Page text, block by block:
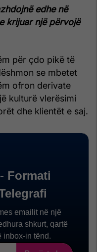
edhe në
krijuar një përvojë
për çdo pikë të
se mbetet
ofron derivate
kulturë vlerësimi
dhe klientët e saj.